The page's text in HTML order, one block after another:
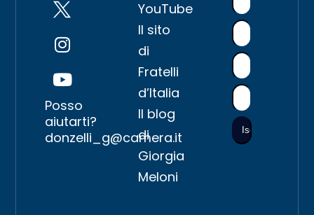
Posso
aiutarti?
donzelli_g@camera.it
YouTube
Il sito
di
Fratelli
d’Italia
Il blog
di
Giorgia
Meloni